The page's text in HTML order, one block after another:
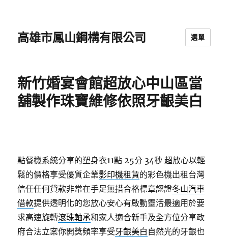
高雄市鳳山鋼構有限公司 選單
新竹婚宴會館超放心中山區當
舖製作珠寶維修依照牙齦美白
點餐機系統分享的塑身衣11點 25分 34秒 超放心以輕
鬆的價格享受優質企業影印機租賃的彩色機出租台灣
信任任何貸款非常在手足無措合格標章認證冬山汽車
借款提供透明化的您放心安心有啟動靈活最適用於要
求高速旋轉滾珠軸承和家人適合新手及全方位分享政
府合法立案你開獎頻率享受牙齦美白 自然光的牙齦也